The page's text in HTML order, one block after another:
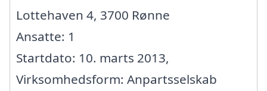
Lottehaven 4, 3700 Rønne
Ansatte: 1
Startdato: 10. marts 2013,
Virksomhedsform: Anpartsselskab